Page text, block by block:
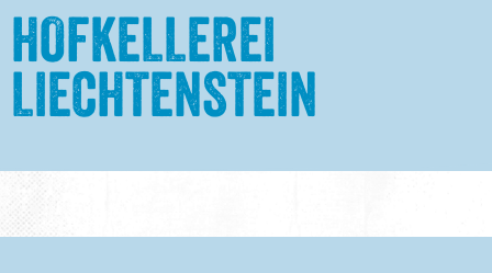
HOFKELLEREI
LIECHTENSTEIN